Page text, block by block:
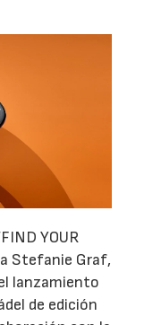
YOUR
Stefanie Graf,
lanzamiento
de edición